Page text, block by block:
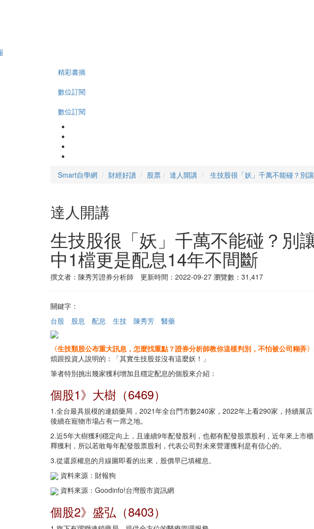
精彩書摘
數位訂閱
數位訂閱
Smart自學網 財經好讀 股票 達人開講 生技股很「妖」千萬不能碰？別
達人開講
生技股很「妖」千萬不能碰？別
中1檔更是配息14年不間斷
撰文者：陳秀芳證券分析師 更新時間：2022-09-27 瀏覽數：31,417
關鍵字：
台股
股息 配息 生技 陳秀芳 醫藥
〈生技類股公布重大訊息，怎麼找重點？證券分析師教你這樣判別，不怕被公司糊弄〉
煩跟投資人說明的：「其實生技股並沒有這麼妖！」
筆者特別挑出幾家獲利增加且穩定配息的個股來介紹：
個股1》大樹（6469）
1.全台最具規模的連鎖藥局，2021年全台門市數240家，2022年上看290家，持續展
後續在寵物市場占有一席之地。
2.近5年大樹獲利穩定向上，且連續9年配發股利，也都有配發股票股利，近年來上
釋獲利，所以若敢每年配發股票股利，代表公司對未來營運獲利是有信心的。
3.從還原權息的月線圖即看的出來，股價早已填權息。
資料來源：財報狗
資料來源：Goodinfo!台灣股市資訊網
個股2》盛弘（8403）